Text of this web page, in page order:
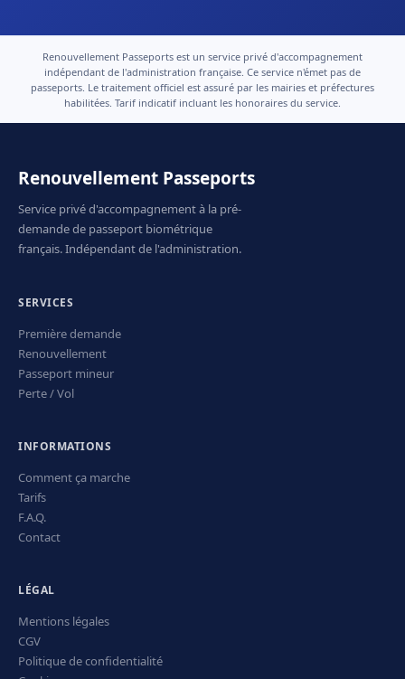
Renouvellement Passeports est un service privé d'accompagnement
indépendant de l'administration française. Ce service n'émet pas de
passeports. Le traitement officiel est assuré par les mairies et préfectures
habilitées. Tarif indicatif incluant les honoraires du service.
Renouvellement Passeports
Service privé d'accompagnement à la pré-
demande de passeport biométrique
français. Indépendant de l'administration.
SERVICES
Première demande
Renouvellement
Passeport mineur
Perte / Vol
INFORMATIONS
Comment ça marche
Tarifs
F.A.Q.
Contact
LÉGAL
Mentions légales
CGV
Politique de confidentialité